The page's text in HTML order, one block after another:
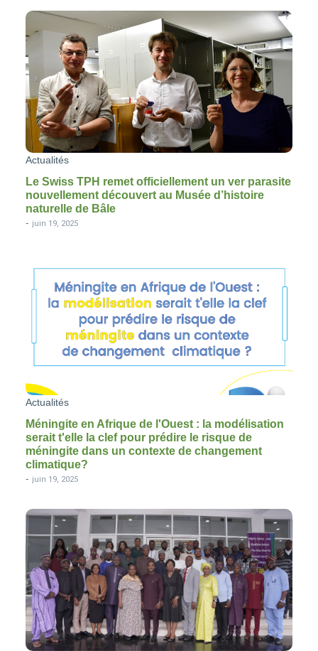
Actualités
Le Swiss TPH remet officiellement un ver parasite
nouvellement découvert au Musée d’histoire
naturelle de Bâle
- juin 19, 2025
Actualités
Méningite en Afrique de l'Ouest : la modélisation
serait t'elle la clef pour prédire le risque de
méningite dans un contexte de changement
climatique?
- juin 19, 2025